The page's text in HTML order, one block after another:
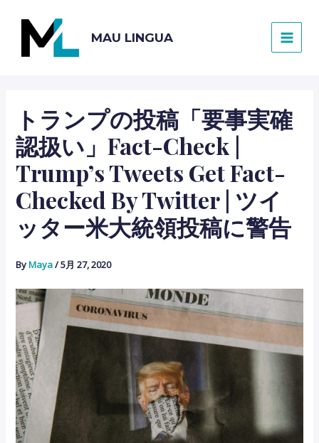
MAU LINGUA
トランプの投稿「要事実確
認扱い」Fact-Check |
Trump’s Tweets Get Fact-
Checked By Twitter | ツイ
ッター米大統領投稿に警告
ByMaya/5月 27, 2020